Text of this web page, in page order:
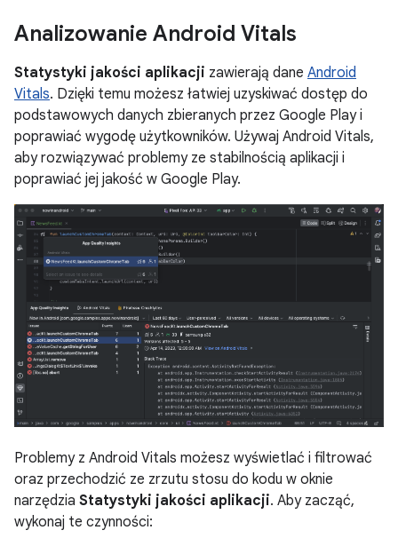
Analizowanie Android Vitals
Statystyki jakości aplikacji zawierają dane Android
Vitals. Dzięki temu możesz łatwiej uzyskiwać dostęp do
podstawowych danych zbieranych przez Google Play i
poprawiać wygodę użytkowników. Używaj Android Vitals,
aby rozwiązywać problemy ze stabilnością aplikacji i
poprawiać jej jakość w Google Play.
Problemy z Android Vitals możesz wyświetlać i filtrować
oraz przechodzić ze zrzutu stosu do kodu w oknie
narzędzia Statystyki jakości aplikacji. Aby zacząć,
wykonaj te czynności: